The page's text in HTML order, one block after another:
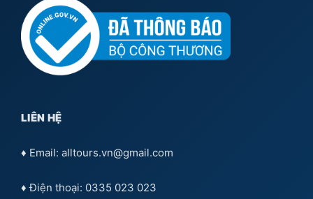
LIÊN HỆ
♦ Email: alltours.vn@gmail.com
♦ Điện thoại: 0335 023 023